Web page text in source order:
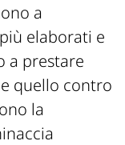
a
elaborati e
a prestare
quello contro
la